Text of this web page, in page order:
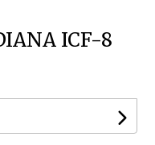
ICF-8